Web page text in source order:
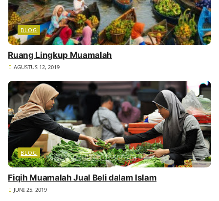
BLOG
Ruang Lingkup Muamalah
AGUSTUS 12, 2019
BLOG
Fiqih Muamalah Jual Beli dalam Islam
JUNI 25, 2019